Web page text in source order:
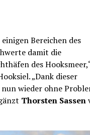
Bereichen des
damit die
des
„Dank dieser
wieder ohne
Thorsten Sassen